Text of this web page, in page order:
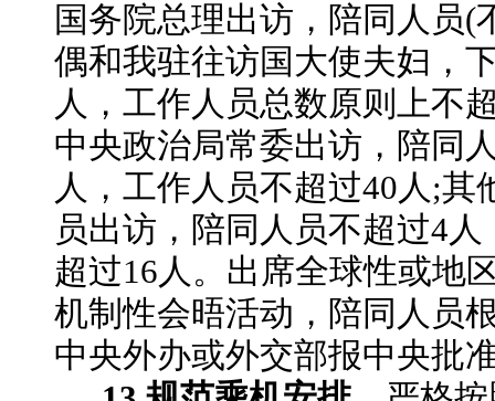
国务院总理出访，陪同人员(
偶和我驻往访国大使夫妇，
人，工作人员总数原则上不
中央政治局常委出访，陪同
人，工作人员不超过40人;其
员出访，陪同人员不超过4
超过16人。出席全球性或地
机制性会晤活动，陪同人员
中央外办或外交部报中央批